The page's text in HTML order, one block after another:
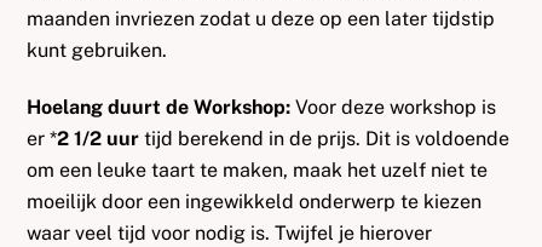
maanden invriezen zodat u deze op een later tijdstip
kunt gebruiken.
Hoelang duurt de Workshop:Voor deze workshop is
er *2 1/2 uurtijd berekend in de prijs. Dit is voldoende
om een leuke taart te maken, maak het uzelf niet te
moeilijk door een ingewikkeld onderwerp te kiezen
waar veel tijd voor nodig is. Twijfel je hierover